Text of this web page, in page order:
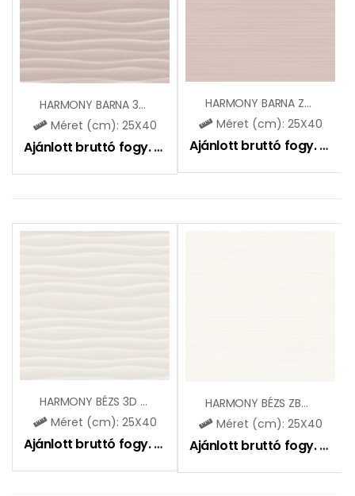
HARMONY BARNA 3D ZBD42190
Méret (cm): 25X40
Ajánlott bruttó fogy. ár: 6495Ft
HARMONY BARNA ZBD42188
Méret (cm): 25X40
Ajánlott bruttó fogy. ár:
HARMONY BÉZS 3D ZBD42184
Méret (cm): 25X40
Ajánlott bruttó fogy. ár: 6495Ft
HARMONY BÉZS ZBD42185
Méret (cm): 25X40
Ajánlott bruttó fogy. ár: